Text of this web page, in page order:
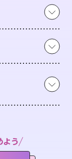
よう